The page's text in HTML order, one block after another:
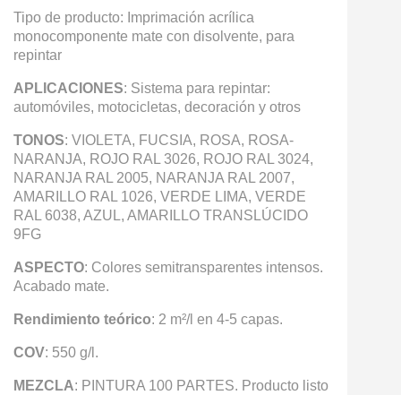
Tipo de producto: Imprimación acrílica
monocomponente mate con disolvente, para
repintar
APLICACIONES: Sistema para repintar:
automóviles, motocicletas, decoración y otros
TONOS: VIOLETA, FUCSIA, ROSA, ROSA-
NARANJA, ROJO RAL 3026, ROJO RAL 3024,
NARANJA RAL 2005, NARANJA RAL 2007,
AMARILLO RAL 1026, VERDE LIMA, VERDE
RAL 6038, AZUL, AMARILLO TRANSLÚCIDO
9FG
ASPECTO: Colores semitransparentes intensos.
Acabado mate.
Rendimiento teórico: 2 m²/l en 4-5 capas.
COV: 550 g/l.
MEZCLA: PINTURA 100 PARTES. Producto listo